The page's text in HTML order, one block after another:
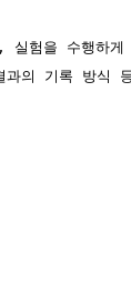
실험을 수행하게
의 기록 방식